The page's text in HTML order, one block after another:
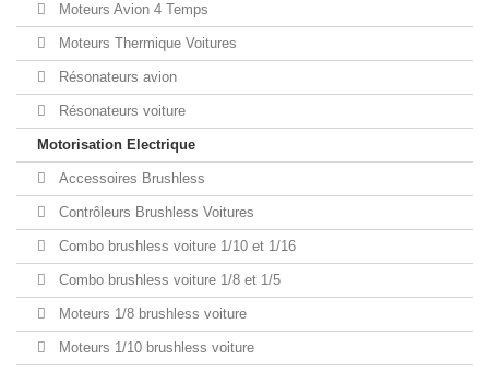
Moteurs Avion 4 Temps
Moteurs Thermique Voitures
Résonateurs avion
Résonateurs voiture
Motorisation Electrique
Accessoires Brushless
Contrôleurs Brushless Voitures
Combo brushless voiture 1/10 et 1/16
Combo brushless voiture 1/8 et 1/5
Moteurs 1/8 brushless voiture
Moteurs 1/10 brushless voiture